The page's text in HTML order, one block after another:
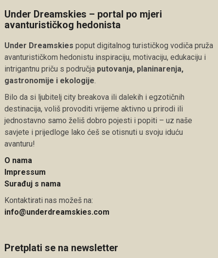
Under Dreamskies – portal po mjeri
avanturističkog hedonista
Under Dreamskies poput digitalnog turističkog vodiča pruža
avanturističkom hedonistu inspiraciju, motivaciju, edukaciju i
intrigantnu priču s područja putovanja, planinarenja,
gastronomije i ekologije.
Bilo da si ljubitelj city breakova ili dalekih i egzotičnih
destinacija, voliš provoditi vrijeme aktivno u prirodi ili
jednostavno samo želiš dobro pojesti i popiti – uz naše
savjete i prijedloge lako ćeš se otisnuti u svoju iduću
avanturu!
O nama
Impressum
Surađuj s nama
Kontaktirati nas možeš na:
info@underdreamskies.com
Pretplati se na newsletter